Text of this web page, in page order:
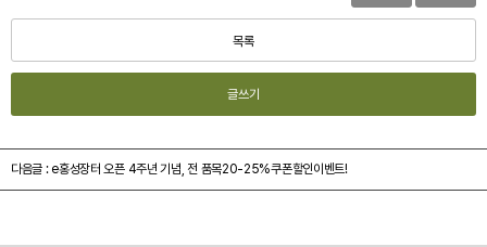
목록
글쓰기
다음글 : e홍성장터 오픈 4주년 기념, 전 품목20-25%쿠폰할인이벤트!